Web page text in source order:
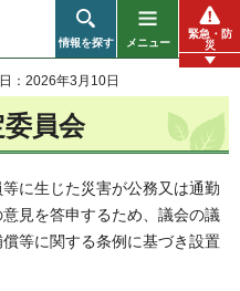
情報を探す メニュー
緊急・防
災
：2026年3月10日
員会
に生じた災害が公務又は通勤
見を答申するため、議会の議
等に関する条例に基づき設置